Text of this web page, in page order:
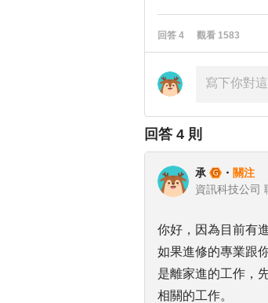
回答 4 觀看 1583
回答 4 則
承 ・ 關注
資訊科技公司
你好，因為目前有
如果進修的專業跟
是離家進的工作，
相關的工作。